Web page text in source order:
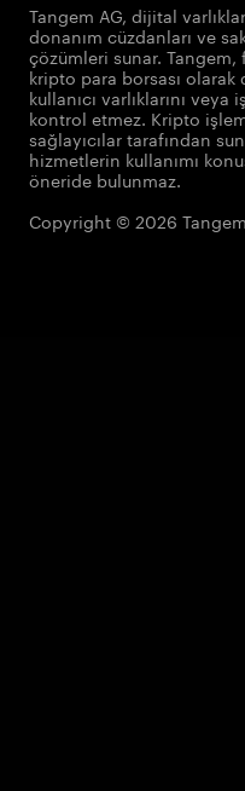
Tangem AG, dijital
donanım cüzdanları ve
çözümleri sunar. Tangem,
kripto para borsası
kullanıcı varlıklarını
kontrol etmez. Kripto
sağlayıcılar tarafından
hizmetlerin kullanımı
öneride bulunmaz.